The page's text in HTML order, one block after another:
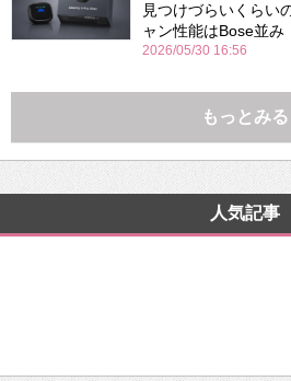
見つけづらいくら
ャン性能はBose並み
2026/05/30 16:56
もっとみる
人気記事